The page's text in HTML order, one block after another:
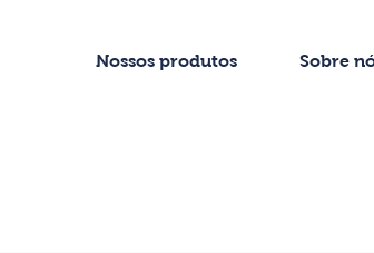
Nossos produtos Sobre